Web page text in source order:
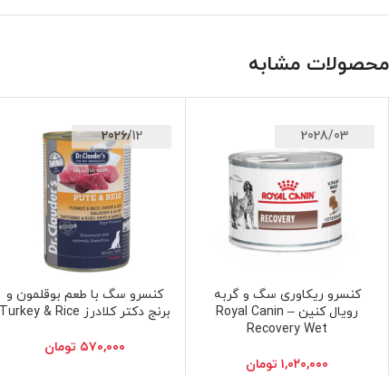
محصولات مشابه
2028/03
افزودن به سبد خرید
کنسرو ریکاوری سگ و گربه
رویال کنین – Royal Canin
Recovery Wet
۱,۰۲۰,۰۰۰ تومان
2026/12
افزودن به سبد خرید
کنسرو سگ با طعم بوقلمون و
برنج دکتر کلادرز Turkey & Rice
۵۷۰,۰۰۰ تومان